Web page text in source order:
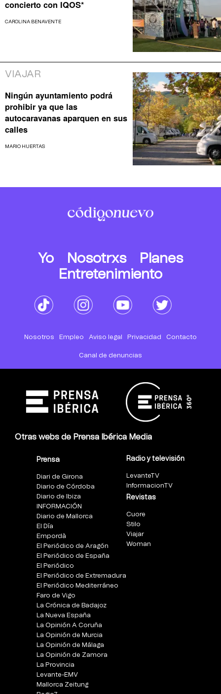
concierto con IQOS*
CAROLINA BENAVENTE
VIAJAR
Ningún ayuntamiento podrá
prohibir ya que las
autocaravanas aparquen en sus
calles
MARIO HUERTAS
Yo Nosotrxs
Planes
Entretenimiento
Nosotros Empleo Aviso legal Privacidad Contacto
Canal de denuncias
Otras webs de Prensa Ibérica Media
Prensa
Diari de Girona
Diario de Córdoba
Diario de Ibiza
INFORMACIÓN
Diario de Mallorca
El Día
Empordà
El Periódico de Aragón
El Periódico de España
El Periódico
El Periódico de Extremadura
El Periódico Mediterráneo
Faro de Vigo
La Crónica de Badajoz
La Nueva España
La Opinión A Coruña
La Opinión de Murcia
La Opinión de Málaga
La Opinión de Zamora
La Provincia
Levante-EMV
Mallorca Zeitung
Radio y televisión
LevanteTV
InformacionTV
Revistas
Cuore
Stilo
Viajar
Woman